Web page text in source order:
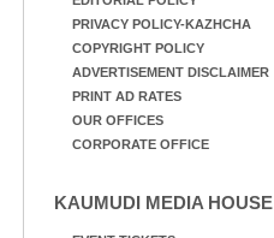
PRIVACY POLICY-KAZHCHA
COPYRIGHT POLICY
ADVERTISEMENT DISCLAIMER
PRINT AD RATES
OUR OFFICES
CORPORATE OFFICE
KAUMUDI MEDIA HOUSE